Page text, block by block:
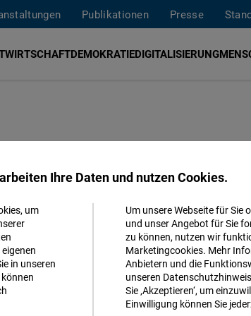
Publikationen Presse
DEMOKRATIEDIGITALISIERUNG
Curtains
Ihre Daten und nutzen Cookies.
um
in unseren
Um unsere Webseite für Sie
und unser Angebot für Sie
zu können, nutzen wir
Marketingcookies. Mehr
Anbietern und die
unseren
Sie ‚Akzeptieren‘, um
Einwilligung können Sie
Matomo
Facebook
Embed
Akzeptieren